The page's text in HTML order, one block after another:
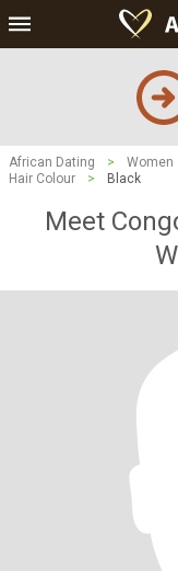
African Dating > Women
Hair Colour
> Black
Meet